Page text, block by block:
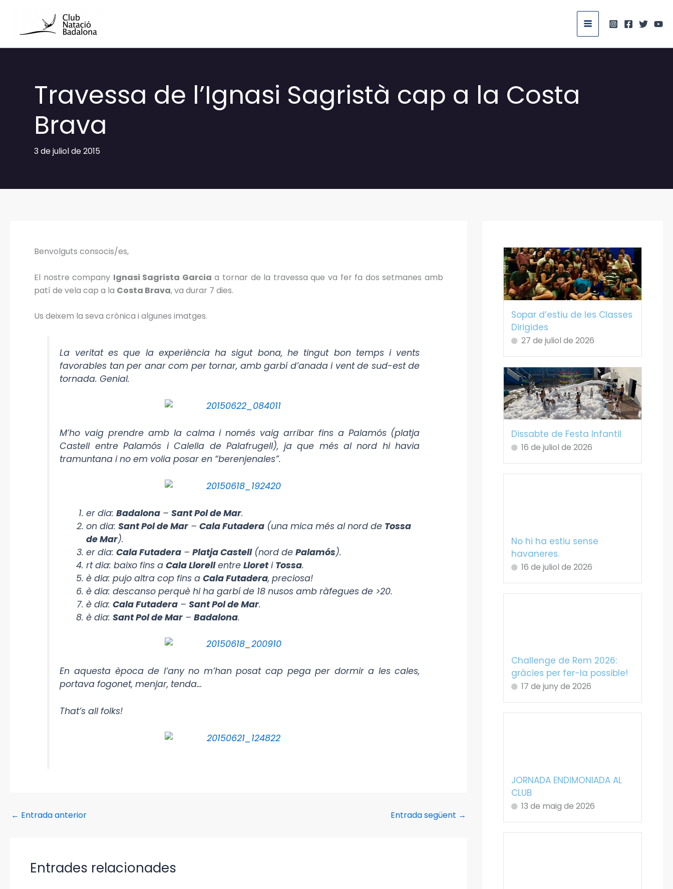
contingut
Travessa de l’Ignasi Sagristà cap a la Costa
Brava
3 de juliol de 2015
Benvolguts consocis/es,
El nostre company Ignasi Sagrista Garcia a tornar de la travessa que va fer fa dos setmanes amb
patí de vela cap a la Costa Brava, va durar 7 dies.
Us deixem la seva crònica i algunes imatges.
La veritat es que la experiència ha sigut bona, he tingut bon temps i vents
favorables tan per anar com per tornar, amb garbí d’anada i vent de sud-est de
tornada. Genial.
M’ho vaig prendre amb la calma i només vaig arribar fins a Palamós (platja
Castell entre Palamós i Calella de Palafrugell), ja que més al nord hi havia
tramuntana i no em volia posar en “berenjenales”.
er dia:Badalona –Sant Pol de Mar.
on dia:Sant Pol de Mar –Cala Futadera (una mica més al nord de Tossa
de Mar).
er dia:Cala Futadera –Platja Castell(nord dePalamós).
rt dia: baixo fins aCala LlorellentreLloreti Tossa.
è dia: pujo altra cop fins aCala Futadera, preciosa!
è dia: descanso perquè hi ha garbí de 18 nusos amb ràfegues de >20.
è dia:Cala Futadera –Sant Pol de Mar.
è dia:Sant Pol de Mar –Badalona.
En aquesta època de l’any no m’han posat cap pega per dormir a les cales,
portava fogonet, menjar, tenda…
That’s all folks!
← Entrada anterior Entrada següent →
Entrades relacionades
Sopar d’estiu de les Classes
Dirigides
27 de juliol de 2026
Dissabte de Festa Infantil
16 de juliol de 2026
No hi ha estiu sense
havaneres.
16 de juliol de 2026
Challenge de Rem 2026:
gràcies per fer-la possible!
17 de juny de 2026
JORNADA ENDIMONIADA AL
CLUB
13 de maig de 2026